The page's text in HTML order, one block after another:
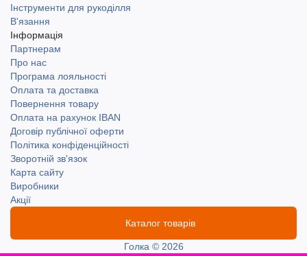
Інструменти для рукоділля
В'язання
Інформація
Партнерам
Про нас
Програма лояльності
Оплата та доставка
Повернення товару
Оплата на рахунок IBAN
Договір публічної оферти
Політика конфіденційності
Зворотній зв'язок
Карта сайту
Виробники
Акції
Каталог товарів
Голка © 2026